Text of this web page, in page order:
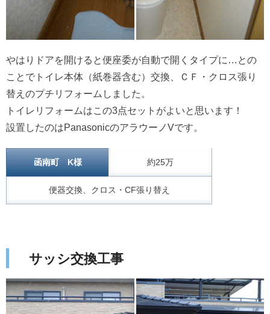
やはりドアを開けると便座委が自動で開くタイプに…との
ことでトイレ本体（紙巻器含む）交換、ＣＦ・クロス張り
替えのプチリフォームしました。
トイレリフォームはこの3点セットがよいと思います！
設置したのはPanasonicのアラウーノVです。
函南町 K様 約25万
便器交換、クロス・CF張り替え
サッシ交換工事